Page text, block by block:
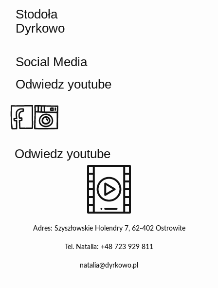
Stodoła
Dyrkowo
Odwiedz youtube
Social Media
Adres: Szyszłowskie Holendry 7, 62-402 Ostrowite
Tel. Natalia: +48 723 929 811
natalia@dyrkowo.pl
Odwiedz youtube